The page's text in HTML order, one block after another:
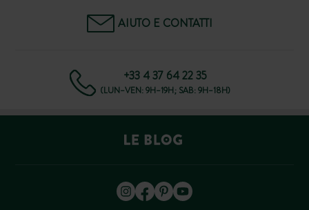
AIUTO E CONTATTI
+33 4 37 64 22 35
(LUN–VEN: 9H–19H; SAB: 9H–18H)